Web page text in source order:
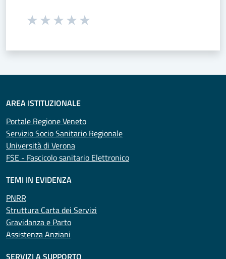
Seleziona una valutazione da 1 a 5 stelle
AREA ISTITUZIONALE
Portale Regione Veneto
Servizio Socio Sanitario Regionale
Università di Verona
FSE - Fascicolo sanitario Elettronico
TEMI IN EVIDENZA
PNRR
Struttura Carta dei Servizi
Gravidanza e Parto
Assistenza Anziani
SERVIZI A SUPPORTO